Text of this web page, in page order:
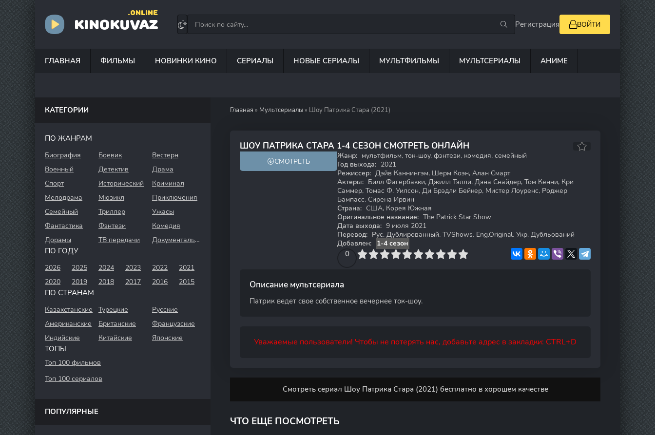
KINOKUVAZ
.ONLINE
Регистрация ВОЙТИ
ГЛАВНАЯ ФИЛЬМЫ НОВИНКИ КИНО СЕРИАЛЫ НОВЫЕ СЕРИАЛЫ МУЛЬТФИЛЬМЫ МУЛЬТСЕРИАЛЫ АНИМЕ
Главная » Мультсериалы » Шоу Патрика Стара (2021)
ШОУ ПАТРИКА СТАРА 1-4 СЕЗОН СМОТРЕТЬ ОНЛАЙН
5.3 3.7
СМОТРЕТЬ
Жанр: мультфильм, ток-шоу, фэнтези, комедия, семейный
Год выхода: 2021
Режиссер: Дэйв Каннингэм, Шерм Коэн, Алан Смарт
Актеры: Билл Фагербакки, Джилл Тэлли, Дэна Снайдер, Том Кенни, Кри
Саммер, Томас Ф. Уилсон, Ди Брэдли Бейкер, Мистер Лоуренс, Роджер
Бампасс, Сирена Ирвин
Страна: США, Корея Южная
Оригинальное название: The Patrick Star Show
Дата выхода: 9 июля 2021
Перевод: Рус. Дублированный, TVShows, Eng.Original, Укр. Дубльований
Добавлен:
1-4 сезон
0
4 6 7 8 9 10
Описание мультсериала
Патрик ведет свое собственное вечернее ток-шоу.
Уважаемые пользователи! Чтобы не потерять нас, добавьте адрес в закладки: CTRL+D
Смотреть сериал Шоу Патрика Стара (2021) бесплатно в хорошем качестве
ЧТО ЕЩЕ ПОСМОТРЕТЬ
КАТЕГОРИИ
ПО ЖАНРАМ
Биография Боевик
Вестерн
Военный
Детектив
Драма
Спорт
Исторический
Криминал
Мелодрама
Мюзикл
Приключения
Семейный
Триллер
Ужасы
Фантастика
Фэнтези
Комедия
Дорамы
ТВ передачи Документальный
ПО ГОДУ
2026 2025 2024 2023 2022
2021
2020
2019 2018 2017 2016 2015
ПО СТРАНАМ
Казахстанские Турецкие
Русские
Американские
Британские
Французские
Индийские
Китайские Японские
ТОПЫ
Топ 100 фильмов
Топ 100 сериалов
ПОПУЛЯРНЫЕ